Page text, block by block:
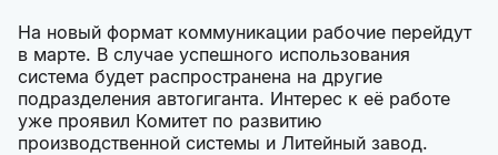
На новый формат коммуникации рабочие перейдут
в марте. В случае успешного использования
система будет распространена на другие
подразделения автогиганта. Интерес к её работе
уже проявил Комитет по развитию
производственной системы и Литейный завод.